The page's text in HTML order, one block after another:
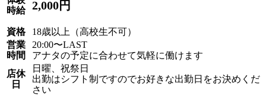
時給
2,000円
資格
18歳以上（高校生不可）
営業
時間
20:00〜LAST
アナタの予定に合わせて気軽に働けます
店休
日
日曜、祝祭日
出勤はシフト制ですのでお好きな出勤日をお決めくだ
さい